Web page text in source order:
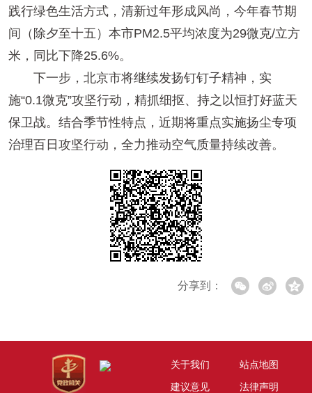
践行绿色生活方式，清新过年形成风尚，今年春节期
间（除夕至十五）本市PM2.5平均浓度为29微克/立方
米，同比下降25.6%。
下一步，北京市将继续发扬钉钉子精神，实
施“0.1微克”攻坚行动，精抓细抠、持之以恒打好蓝天
保卫战。结合季节性特点，近期将重点实施扬尘专项
治理百日攻坚行动，全力推动空气质量持续改善。
分享到：
关于我们
站点地图
建议意见
法律声明